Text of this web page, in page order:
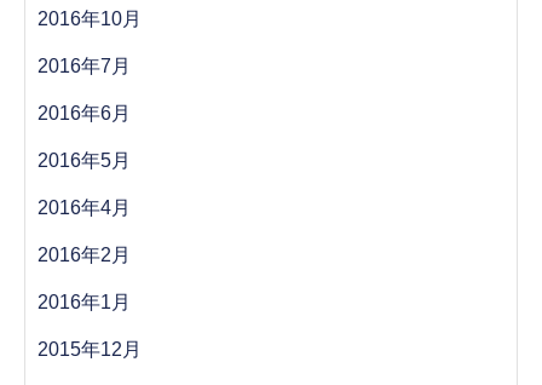
2016年10月
2016年7月
2016年6月
2016年5月
2016年4月
2016年2月
2016年1月
2015年12月